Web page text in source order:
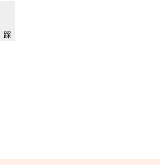
踩